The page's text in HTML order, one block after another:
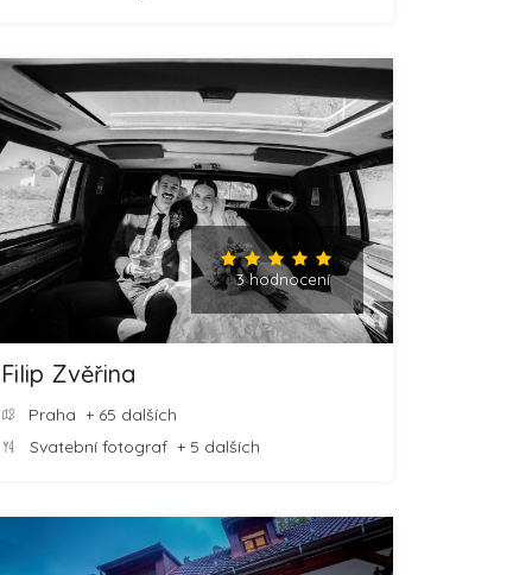
3 hodnocení
Filip Zvěřina
Praha + 65 dalších
Svatební fotograf + 5 dalších